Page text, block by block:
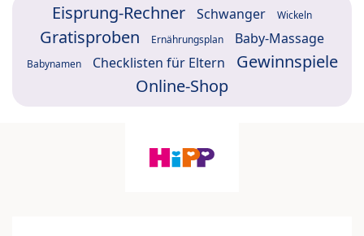
Eisprung-Rechner Schwanger Wickeln
Gratisproben Ernährungsplan Baby-Massage
Babynamen Checklisten für Eltern
Gewinnspiele
Online-Shop